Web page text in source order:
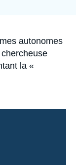
autonomes
la «